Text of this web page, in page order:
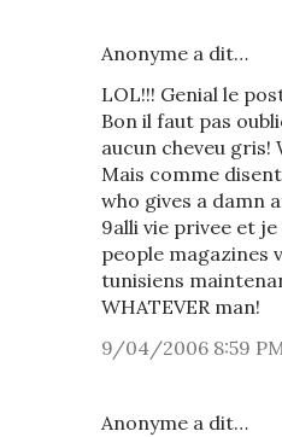
Anonyme a dit…
LOL!!! Genial le
Bon il faut pas
aucun cheveu gris!
Mais comme
who gives a damn
9alli vie privee et je
people magazines
tunisiens
WHATEVER man!
9/04/2006 8:59
Anonyme a dit…